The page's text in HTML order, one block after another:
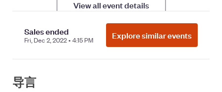
导言